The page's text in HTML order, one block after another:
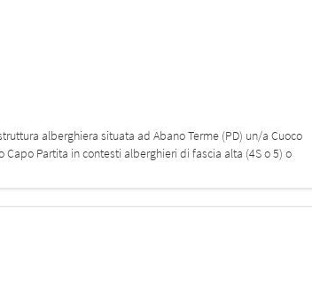
alberghiera situata ad Abano Terme (PD) un/a Cuoco
Partita in contesti alberghieri di fascia alta (4S o 5) o